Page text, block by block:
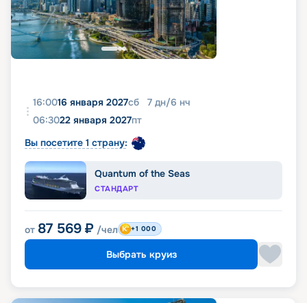
16:0016 января 2027сб 7 дн/6 нч
06:3022 января 2027пт
Вы посетите 1 страну:
Quantum of the Seas
СТАНДАРТ
от 87 569 ₽ /чел +1 000
Выбрать круиз